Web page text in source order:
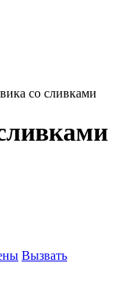
со сливками
Вызвать